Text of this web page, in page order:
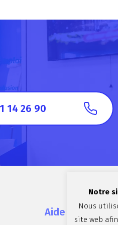
14 26 90
Aide et contact
Notre
Nous
site web